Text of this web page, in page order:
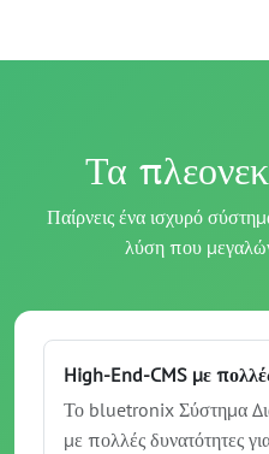
Τα
Παίρνεις ένα ισχυρό
λύση που
High-End-CMS με
Το bluetronix Σύστημα
με πολλές δυνατότητες